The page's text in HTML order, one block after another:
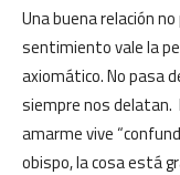
Una buena relación
sentimiento vale la
axiomático. No pasa
siempre nos delatan.
amarme vive
obispo, la cosa está